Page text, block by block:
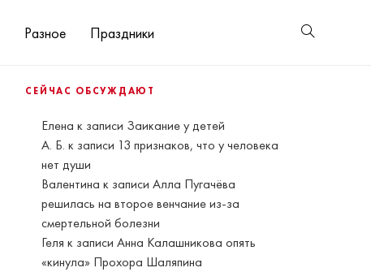
Разное Праздники
СЕЙЧАС ОБСУЖДАЮТ
Елена к записи Заикание у детей
А. Б. к записи 13 признаков, что у человека
нет души
Валентина к записиАлла Пугачёва
решилась на второе венчание из-за
смертельной болезни
Геля к записиАнна Калашникова опять
«кинула» Прохора Шаляпина